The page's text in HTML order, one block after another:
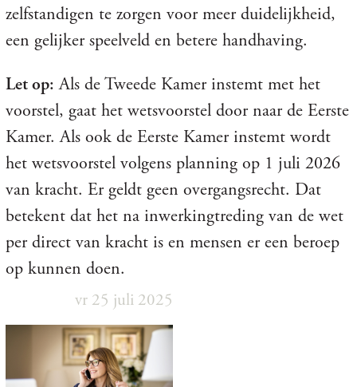
zelfstandigen te zorgen voor meer duidelijkheid,
een gelijker speelveld en betere handhaving.
Let op: Als de Tweede Kamer instemt met het
voorstel, gaat het wetsvoorstel door naar de Eerste
Kamer. Als ook de Eerste Kamer instemt wordt
het wetsvoorstel volgens planning op 1 juli 2026
van kracht. Er geldt geen overgangsrecht. Dat
betekent dat het na inwerkingtreding van de wet
per direct van kracht is en mensen er een beroep
op kunnen doen.
vr 25 juli 2025